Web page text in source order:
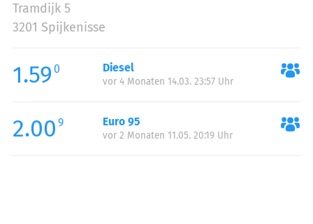
Tramdijk 5
3201 Spijkenisse
1.59 0 Diesel
vor 4 Monaten 14.03. 23:57 Uhr
2.00 9 Euro 95
vor 2 Monaten 11.05. 20:19 Uhr